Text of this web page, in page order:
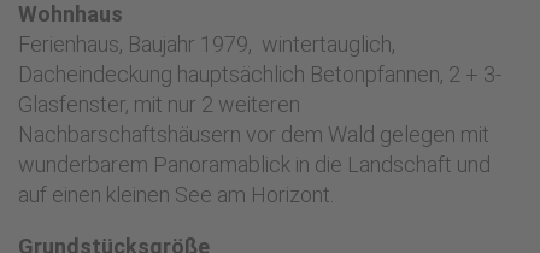
Wohnhaus
Ferienhaus, Baujahr 1979, wintertauglich,
Dacheindeckung hauptsächlich Betonpfannen, 2 + 3-
Glasfenster, mit nur 2 weiteren
Nachbarschaftshäusern vor dem Wald gelegen mit
wunderbarem Panoramablick in die Landschaft und
auf einen kleinen See am Horizont.
Grundstücksgröße